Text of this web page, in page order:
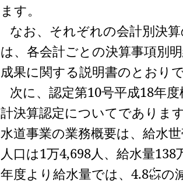
ます。
なお、それぞれの会計別決
は、各会計ごとの決算事項別
成果に関する説明書のとおり
次に、認定第10号平成18年
計決算認定についてでありま
水道事業の業務概要は、給水
人口は1万4,698人、給水量138
年度より給水量では、4.8㌫の